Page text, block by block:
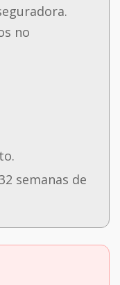
no
semanas de